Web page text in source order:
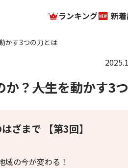
ランキング 新
かす3つの力とは
？――人生を動かす3
ざまで 【第3回】
域の今が変わる！